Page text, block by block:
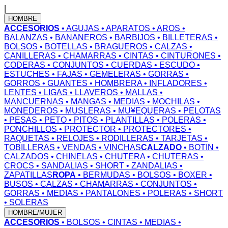
HOMBRE
ACCESORIOS • AGUJAS • APARATOS • AROS •
BALANZAS • BANANEROS • BARBIJOS • BILLETERAS •
BOLSOS • BOTELLAS • BRAGUEROS • CALZAS •
CANILLERAS • CHAMARRAS • CINTAS • CINTURONES •
CODERAS • CONJUNTOS • CUERDAS • ESCUDO •
ESTUCHES • FAJAS • GEMELERAS • GORRAS •
GORROS • GUANTES • HOMBRERA• INFLADORES •
LENTES • LIGAS • LLAVEROS • MALLAS •
MANCUERNAS • MANGAS • MEDIAS • MOCHILAS •
MONEDEROS • MUSLERAS • MU¥EQUERAS • PELOTAS
• PESAS • PETO • PITOS • PLANTILLAS • POLERAS •
PONCHILLOS • PROTECTOR • PROTECTORES •
RAQUETAS • RELOJES • RODILLERAS • TARJETAS •
TOBILLERAS • VENDAS • VINCHASCALZADO • BOTIN •
CALZADOS • CHINELAS • CHUTERA• CHUTERAS •
CROCS • SANDALIAS • SHORT • ZANDALIAS •
ZAPATILLAS ROPA • BERMUDAS • BOLSOS • BOXER •
BUSOS • CALZAS • CHAMARRAS • CONJUNTOS •
GORRAS • MEDIAS • PANTALONES • POLERAS • SHORT
• SOLERAS
HOMBRE/MUJER
ACCESORIOS • BOLSOS • CINTAS • MEDIAS •